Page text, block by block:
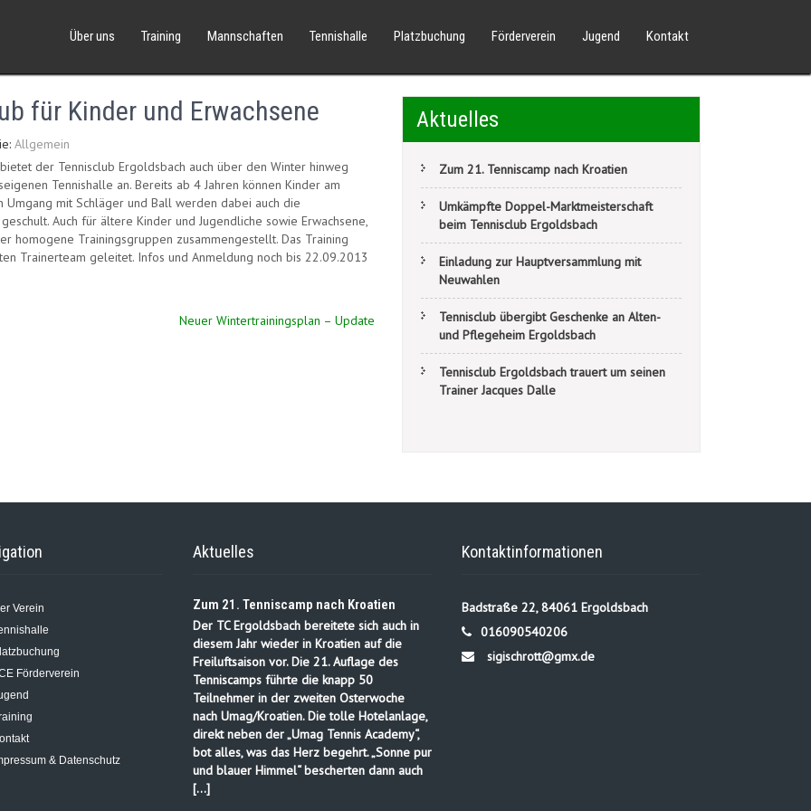
Über uns Training Mannschaften Tennishalle Platzbuchung Förderverein Jugend Kontakt
für Kinder und Erwachsene
Allgemein
der Tennisclub Ergoldsbach auch über den Winter hinweg
Tennishalle an. Bereits ab 4 Jahren können Kinder am
mit Schläger und Ball werden dabei auch die
Auch für ältere Kinder und Jugendliche sowie Erwachsene,
homogene Trainingsgruppen zusammengestellt. Das Training
Trainerteam geleitet. Infos und Anmeldung noch bis 22.09.2013
Neuer Wintertrainingsplan – Update
Aktuelles
Zum 21. Tenniscamp nach Kroatien
Umkämpfte Doppel-Marktmeisterschaft
beim Tennisclub Ergoldsbach
Einladung zur Hauptversammlung mit
Neuwahlen
Tennisclub übergibt Geschenke an Alten-
und Pflegeheim Ergoldsbach
Tennisclub Ergoldsbach trauert um seinen
Trainer Jacques Dalle
Verein
Förderverein
& Datenschutz
Aktuelles
Zum 21. Tenniscamp nach Kroatien
Der TC Ergoldsbach bereitete sich auch in
diesem Jahr wieder in Kroatien auf die
Freiluftsaison vor. Die 21. Auflage des
Tenniscamps führte die knapp 50
Teilnehmer in der zweiten Osterwoche
nach Umag/Kroatien. Die tolle Hotelanlage,
direkt neben der „Umag Tennis Academy“,
bot alles, was das Herz begehrt. „Sonne pur
und blauer Himmel“ bescherten dann auch
[…]
Kontaktinformationen
Badstraße 22, 84061 Ergoldsbach
016090540206
sigischrott@gmx.de